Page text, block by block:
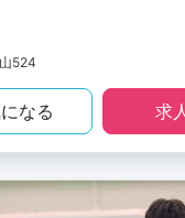
524
なる 求